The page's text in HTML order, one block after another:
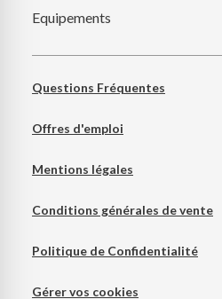
Equipements
Questions Fréquentes
Offres d'emploi
Mentions légales
Conditions générales de vente
Politique de Confidentialité
Gérer vos cookies